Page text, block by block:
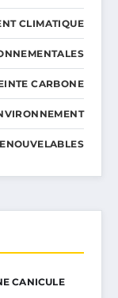
CLIMATIQUE
CARBONE
CANICULE